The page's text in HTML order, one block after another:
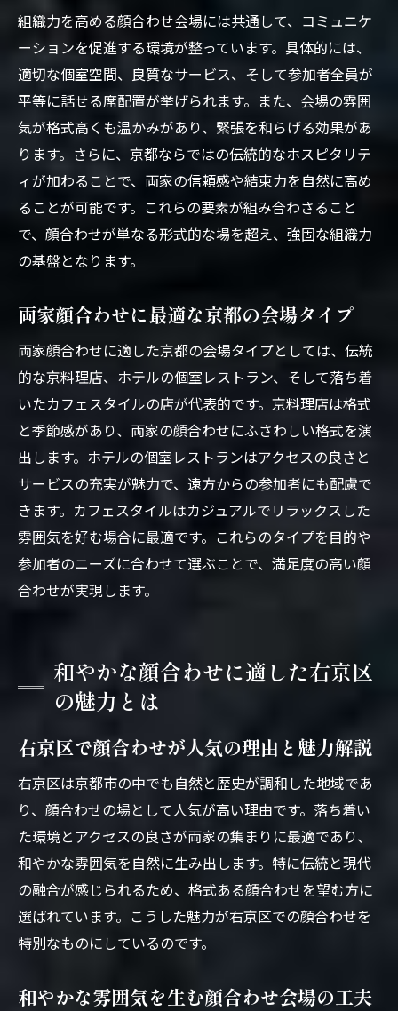
組織力を高める顔合わせ会場には共通して、コミュニケ
ーションを促進する環境が整っています。具体的には、
適切な個室空間、良質なサービス、そして参加者全員が
平等に話せる席配置が挙げられます。また、会場の雰囲
気が格式高くも温かみがあり、緊張を和らげる効果があ
ります。さらに、京都ならではの伝統的なホスピタリテ
ィが加わることで、両家の信頼感や結束力を自然に高め
ることが可能です。これらの要素が組み合わさること
で、顔合わせが単なる形式的な場を超え、強固な組織力
の基盤となります。
両家顔合わせに最適な京都の会場タイプ
両家顔合わせに適した京都の会場タイプとしては、伝統
的な京料理店、ホテルの個室レストラン、そして落ち着
いたカフェスタイルの店が代表的です。京料理店は格式
と季節感があり、両家の顔合わせにふさわしい格式を演
出します。ホテルの個室レストランはアクセスの良さと
サービスの充実が魅力で、遠方からの参加者にも配慮で
きます。カフェスタイルはカジュアルでリラックスした
雰囲気を好む場合に最適です。これらのタイプを目的や
参加者のニーズに合わせて選ぶことで、満足度の高い顔
合わせが実現します。
和やかな顔合わせに適した右京区
の魅力とは
右京区で顔合わせが人気の理由と魅力解説
右京区は京都市の中でも自然と歴史が調和した地域であ
り、顔合わせの場として人気が高い理由です。落ち着い
た環境とアクセスの良さが両家の集まりに最適であり、
和やかな雰囲気を自然に生み出します。特に伝統と現代
の融合が感じられるため、格式ある顔合わせを望む方に
選ばれています。こうした魅力が右京区での顔合わせを
特別なものにしているのです。
和やかな雰囲気を生む顔合わせ会場の工夫